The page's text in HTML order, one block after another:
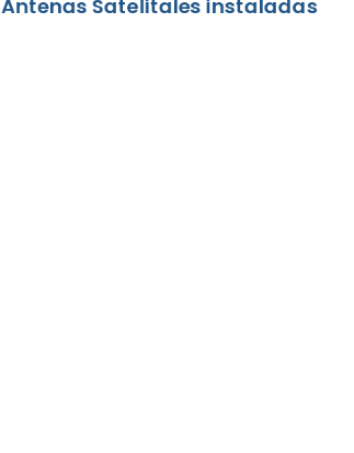
Antenas Satelitales instaladas